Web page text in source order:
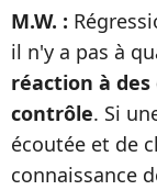
M.W. :
il n'y a pas à
réaction à
contrôle. Si
écoutée et de
connaissance